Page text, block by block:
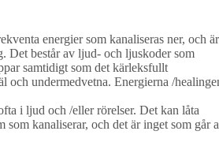
energier som kanaliseras ner, och är
Det består av ljud- och ljuskoder som
samtidigt som det kärleksfullt
och undermedvetna. Energierna /
i ljud och /eller rörelser. Det kan låta
som kanaliserar, och det är inget som går